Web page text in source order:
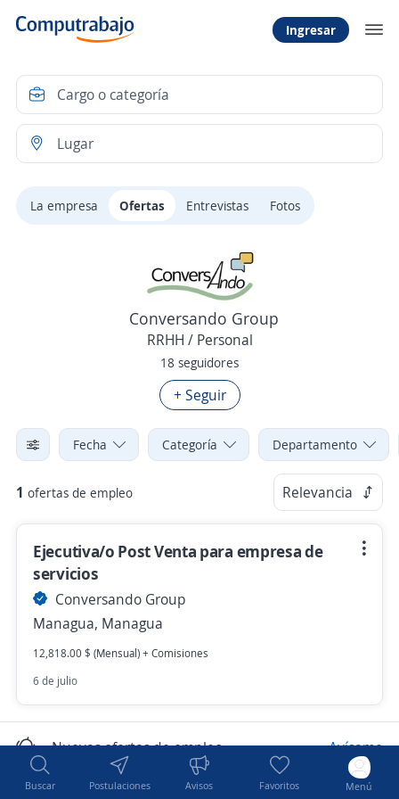
Ingresar
Buscar Postulaciones Avisos Favoritos Menú
La empresa Ofertas Entrevistas Fotos
Conversando Group
RRHH / Personal
18 seguidores
+ Seguir
Fecha Categoría Departamento
1 ofertas de empleo Relevancia
Ejecutiva/o Post Venta para empresa de
servicios
Conversando Group
Managua, Managua
12,818.00 $ (Mensual) + Comisiones
6 de julio
Nuevas ofertas de empleo Avísame